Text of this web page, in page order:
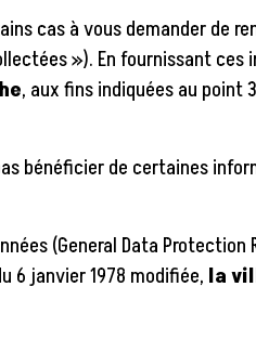
cas à vous demander de
»). En fournissant
, aux fins indiquées au point
bénéficier de certaines
(General Data
6 janvier 1978 modifiée, la